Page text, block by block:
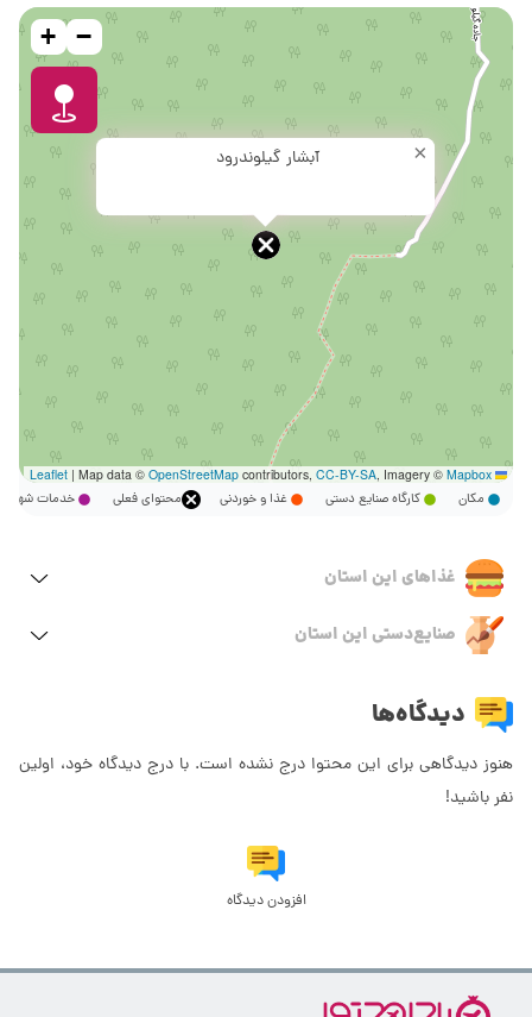
آبشار گیلوندرود ×
+ −
Leaflet
| Map data © OpenStreetMapcontributors, CC-BY-SA, Imagery © Mapbox
مکان کارگاه صنایع دستی غذا و خوردنی محتوای فعلی خدمات
غذاهای این استان
صنایع‌دستی این استان
دیدگاه‌ها
هنوز دیدگاهی برای این محتوا درج نشده است. با درج دیدگاه خود، اولین
نفر باشید!
افزودن دیدگاه